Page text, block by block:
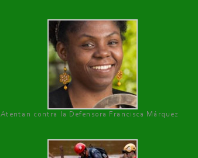
Atentan contra la Defensora Francisca Márquez